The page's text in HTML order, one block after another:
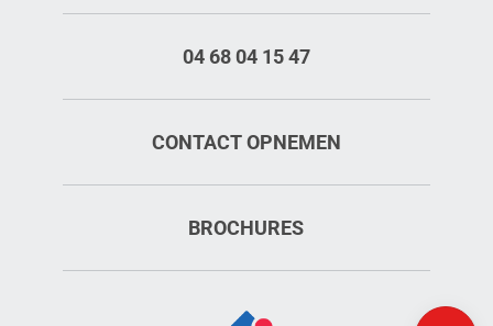
Kaart
04 68 04 15 47
CONTACT OPNEMEN
BROCHURES